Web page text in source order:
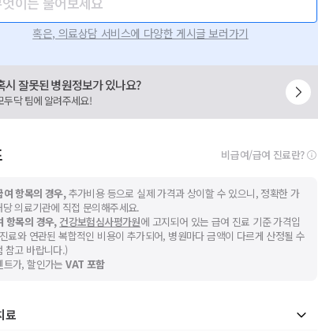
혹은, 의료상담 서비스에 다양한 게시글 보러가기
시 잘못된 병원정보가 있나요?
두닥 팀에 알려주세요!
비급여/급여 진료란?
여 항목의 경우,추가비용 등으로 실제 가격과 상이할 수 있으니, 정확한 가
당 의료기관에 직접 문의해주세요.
항목의 경우, 건강보험심사평가원에 고지되어 있는 급여 진료 기준 가격입
료와 연관된 복합적인 비용이 추가되어, 병원마다 금액이 다르게 산정될 수
참고 바랍니다.)
가, 할인가는VAT 포함
료